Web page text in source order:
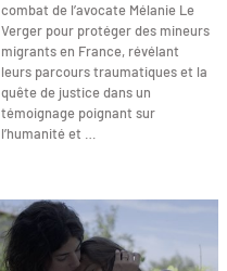
combat de l’avocate Mélanie Le
Verger pour protéger des mineurs
migrants en France, révélant
leurs parcours traumatiques et la
quête de justice dans un
témoignage poignant sur
l’humanité et …